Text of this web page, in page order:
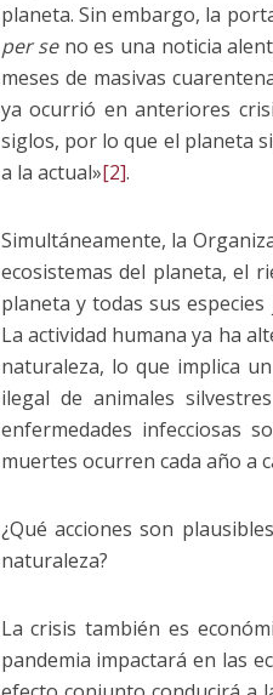
planeta. Sin embargo, la
per seno es una noticia
meses de masivas
ya ocurrió en anteriores
siglos, por lo que el planeta
a la actual»[2].
Simultáneamente, la
ecosistemas del planeta, el
planeta y todas sus
La actividad humana ya ha
naturaleza, lo que implica
ilegal de animales
enfermedades infecciosas
muertes ocurren cada año a
¿Qué acciones son
naturaleza?
La crisis también es
pandemia impactará en las